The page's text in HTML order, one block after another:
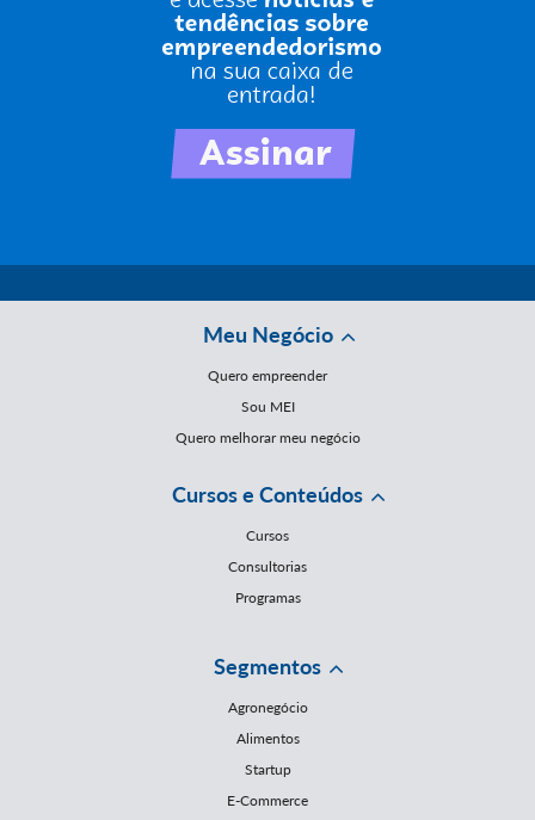
Meu Negócio
Quero empreender
Sou MEI
Quero melhorar meu negócio
Cursos e Conteúdos
Cursos
Consultorias
Programas
Segmentos
Agronegócio
Alimentos
Startup
E-Commerce